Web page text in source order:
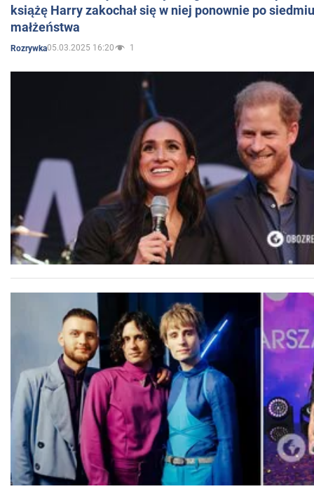
książę Harry zakochał się w niej ponownie po
małżeństwa
Rozrywka05.03.2025 16:20 1